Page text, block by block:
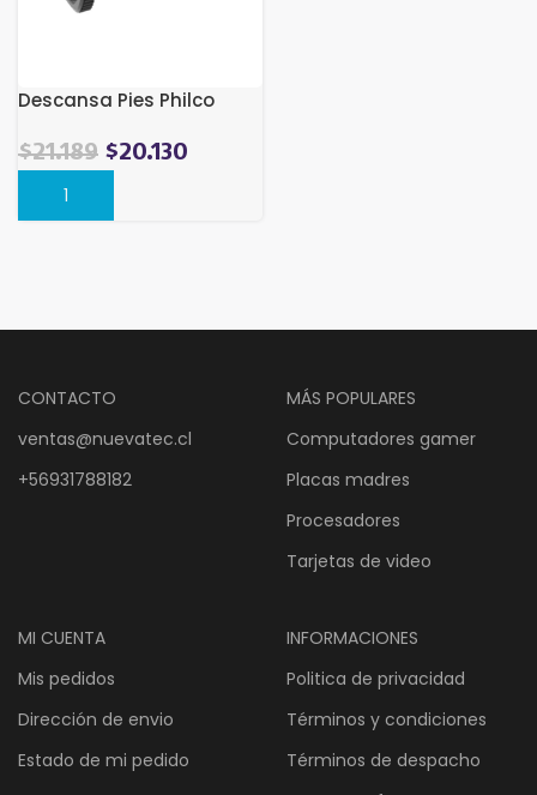
Descansa Pies Philco
El
$21.189El$20.130
CONTACTO
ventas@nuevatec.cl
+56931788182
MÁS POPULARES
Computadores gamer
Placas madres
Procesadores
Tarjetas de video
MI CUENTA
Mis pedidos
Dirección de envio
Estado de mi pedido
INFORMACIONES
Politica de privacidad
Términos y condiciones
Términos de despacho